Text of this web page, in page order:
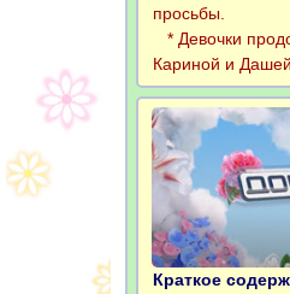
просьбы.
* Девочки
Кариной и Дашей.
Краткое